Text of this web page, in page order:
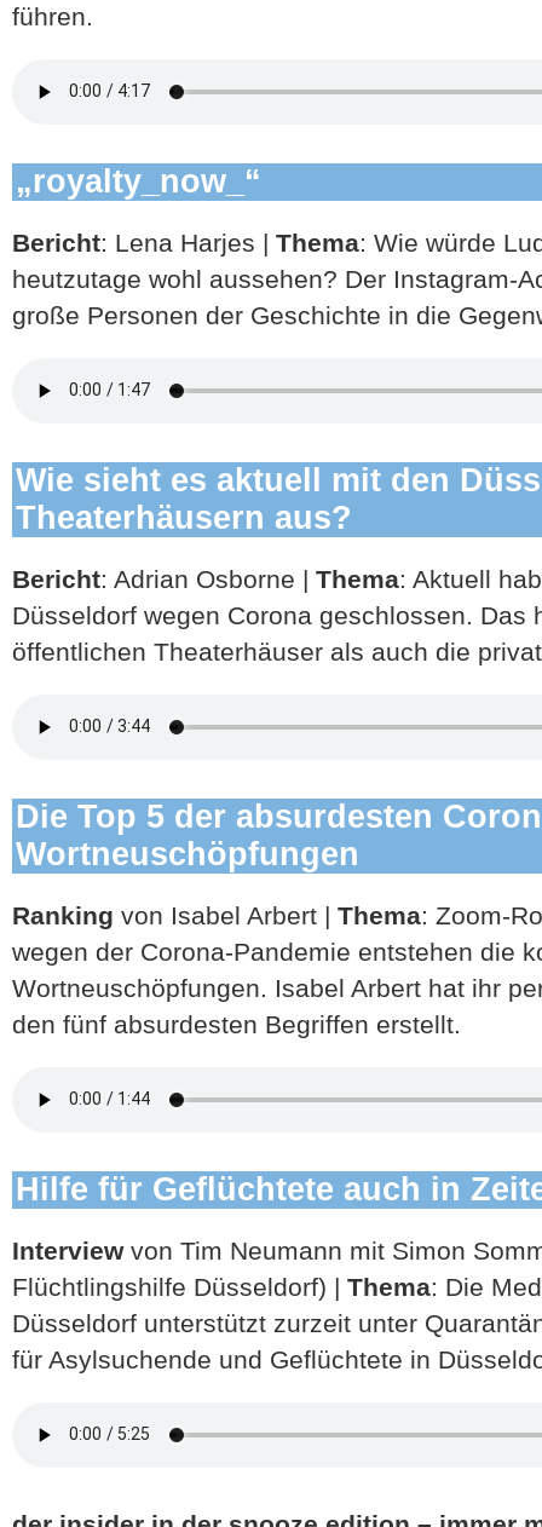
führen.
„royalty_now_“
Bericht: Lena Harjes | Thema: Wie würde
heutzutage wohl aussehen? Der Instagram-
große Personen der Geschichte in die
Wie sieht es aktuell mit den
Theaterhäusern aus?
Bericht: Adrian Osborne | Thema: Aktuell
Düsseldorf wegen Corona geschlossen. Das
öffentlichen Theaterhäuser als auch die
Die Top 5 der absurdesten
Wortneuschöpfungen
Ranking von Isabel Arbert | Thema: Zoom-
wegen der Corona-Pandemie entstehen die
Wortneuschöpfungen. Isabel Arbert hat ihr
den fünf absurdesten Begriffen erstellt.
Hilfe für Geflüchtete auch in
Interview von Tim Neumann mit Simon
Flüchtlingshilfe Düsseldorf) | Thema: Die
Düsseldorf unterstützt zurzeit unter
für Asylsuchende und Geflüchtete in